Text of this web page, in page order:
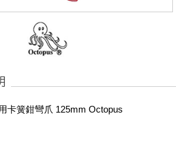
卡簧鉗彎爪 125mm Octopus